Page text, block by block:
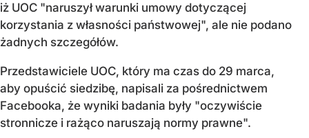
iż UOC "naruszył warunki umowy dotyczącej
korzystania z własności państwowej", ale nie podano
żadnych szczegółów.
Przedstawiciele UOC, który ma czas do 29 marca,
aby opuścić siedzibę, napisali za pośrednictwem
Facebooka, że wyniki badania były "oczywiście
stronnicze i rażąco naruszają normy prawne".